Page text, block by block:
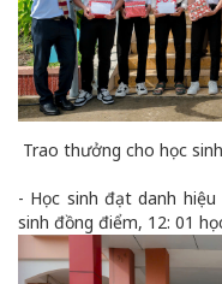
Trao thưởng cho học
- Học sinh đạt danh
sinh đồng điểm, 12: 01